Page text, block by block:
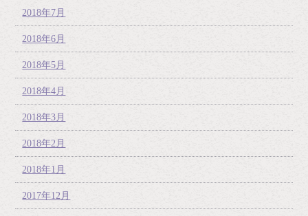
2018年7月
2018年6月
2018年5月
2018年4月
2018年3月
2018年2月
2018年1月
2017年12月